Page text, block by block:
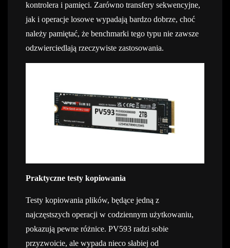
kontrolera i pamięci. Zarówno transfery sekwencyjne,
jak i operacje losowe wypadają bardzo dobrze, choć
należy pamiętać, że benchmarki tego typu nie zawsze
odzwierciedlają rzeczywiste zastosowania.
Praktyczne testy kopiowania
Testy kopiowania plików, będące jedną z
najczęstszych operacji w codziennym użytkowaniu,
pokazują pewne różnice. PV593 radzi sobie
przyzwoicie, ale wypada nieco słabiej od